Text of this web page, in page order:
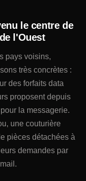
le centre de
l'Ouest
pays voisins,
très concrètes :
des forfaits data
proposent depuis
la messagerie.
une couturière
pièces détachées à
demandes par